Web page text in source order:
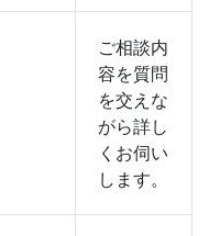
ご相談内
容を質問
を交えな
がら詳し
くお伺い
します。